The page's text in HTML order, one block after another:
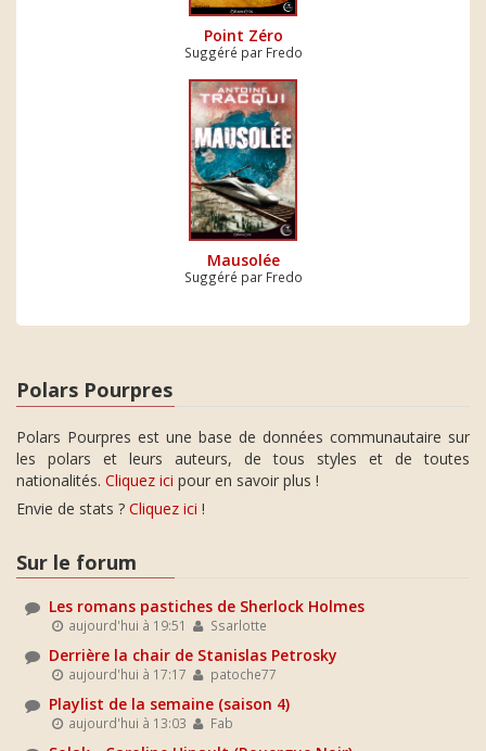
Point Zéro
Suggéré par Fredo
Mausolée
Suggéré par Fredo
Polars Pourpres
Polars Pourpres est une base de données communautaire sur
les polars et leurs auteurs, de tous styles et de toutes
nationalités. Cliquez ici pour en savoir plus !
Envie de stats ? Cliquez ici !
Sur le forum
Les romans pastiches de Sherlock Holmes
aujourd'hui à 19:51 Ssarlotte
Derrière la chair de Stanislas Petrosky
aujourd'hui à 17:17 patoche77
Playlist de la semaine (saison 4)
aujourd'hui à 13:03 Fab